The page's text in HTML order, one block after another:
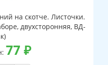
на скотче. Листочки.
двухсторонняя, ВД-
77 ₽